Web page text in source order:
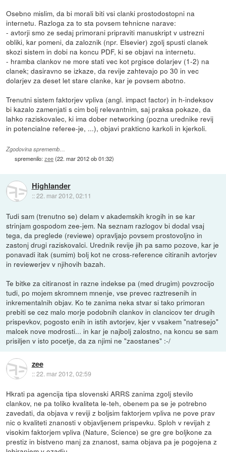
Osebno mislim, da bi morali biti vsi clanki prostodostopni na
internetu. Razloga za to sta povsem tehnicne narave:
- avtorji smo ze sedaj primorani pripraviti manuskript v ustrezni
obliki, kar pomeni, da zaloznik (npr. Elsevier) zgolj spusti clanek
skozi sistem in dobi na koncu PDF, ki se objavi na internetu.
- hramba clankov ne more stati vec kot prgisce dolarjev (1-2) na
clanek; dasiravno se izkaze, da revije zahtevajo po 30 in vec
dolarjev za deset let stare clanke, kar je povsem abotno.
Trenutni sistem faktorjev vpliva (angl. impact factor) in h-indeksov
bi kazalo zamenjati s cim bolj relevantnim, saj praksa pokaze, da
lahko raziskovalec, ki ima dober networking (pozna urednike revij
in potencialne referee-je, ...), objavi prakticno karkoli in kjerkoli.
Zgodovina sprememb…
spremenilo:zee(22. mar 2012 ob 01:32)
Highlander
::22. mar 2012, 02:11
Tudi sam (trenutno se) delam v akademskih krogih in se kar
strinjam gospodom zee-jem. Na seznam razlogov bi dodal vsaj
tega, da preglede (reviewe) opravljajo povsem prostovoljno in
zastonj drugi raziskovalci. Urednik revije jih pa samo pozove, kar je
ponavadi itak (sumim) bolj kot ne cross-reference citiranih avtorjev
in reviewerjev v njihovih bazah.
Te bitke za citiranost in razne indekse pa (med drugim) povzrocijo
tudi, po mojem skromnem mnenje, vse prevec raztresenih in
inkrementalnih objav. Ko te zanima neka stvar si tako primoran
prebiti se cez malo morje podobnih clankov in clancicov ter drugih
prispevkov, pogosto enih in istih avtorjev, kjer v vsakem "natresejo"
malcek nove modrosti... in kar je najbolj zalostno, na koncu se sam
prisiljen v isto pocetje, da za njimi ne "zaostanes" :-/
zee
::22. mar 2012, 02:59
Hkrati pa agencija tipa slovenski ARRS zanima zgolj stevilo
clankov, ne pa toliko kvaliteta le-teh, obenem pa se je potrebno
zavedati, da objava v reviji z boljsim faktorjem vpliva ne pove prav
nic o kvaliteti znanosti v objavljenem prispevku. Sploh v revijah z
visokim faktorjem vpliva (Nature, Science) se gre gre boljkone za
prestiz in bistveno manj za znanost, sama objava pa je pogojena z